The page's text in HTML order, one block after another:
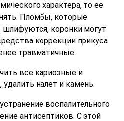
характера, то ее
Пломбы, которые
шлифуются, коронки могут
коррекции прикуса
травматичные.
все кариозные и
налет и камень.
воспалительного
антисептиков. С этой